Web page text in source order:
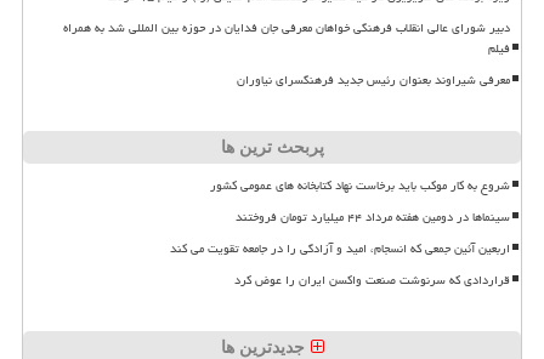
دبیر شورای عالی انقلاب فرهنگی خواهان معرفی جان فدایان در حوزه بین المللی شد به همراه
فیلم
معرفی شیراوند بعنوان رئیس جدید فرهنگسرای نیاوران
پربحث ترین ها
شروع به کار موکب باید برخاست نهاد کتابخانه های عمومی کشور
سینماها در دومین هفته مرداد ۴۴ میلیارد تومان فروختند
اربعین آئین جمعی که انسجام، امید و آزادگی را در جامعه تقویت می کند
قراردادی که سرنوشت صنعت واکسن ایران را عوض کرد
جدیدترین ها